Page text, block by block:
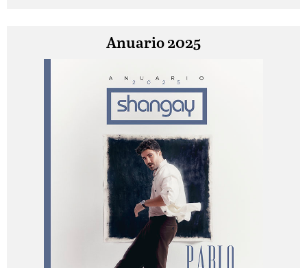
Anuario 2025